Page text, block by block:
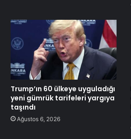
Trump’ın 60 ülkeye uyguladığı
yeni gümrük tarifeleri yargıya
taşındı
Ağustos 6, 2026